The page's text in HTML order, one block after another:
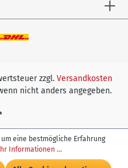
zzgl. Versandkosten
nicht anders angegeben.
eine bestmögliche Erfahrung
Informationen ...